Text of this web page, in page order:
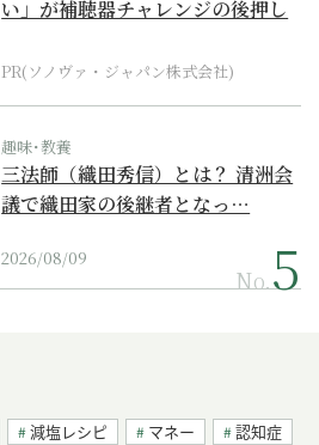
い」が補聴器チャレンジの後押し
PR(ソノヴァ・ジャパン株式会社)
趣味･教養
三法師（織田秀信）とは？ 清洲会
議で織田家の後継者となっ…
2026/08/09
No.
減塩レシピ マネー
認知症